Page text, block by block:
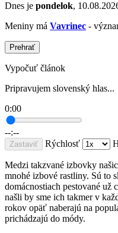
Dnes je pondelok,
Meniny má Vavrinec -
Prehrať
Vypočuť článok
Pripravujem slovenský hlas...
0:00
--:--
Zastaviť Rýchlosť
Medzi takzvané izbovky
mnohé izbové rastliny. Sú to
domácnostiach pestované už
našli by sme ich takmer v
rokov opäť naberajú na
prichádzajú do módy.